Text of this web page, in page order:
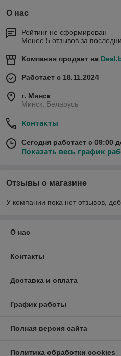
О нас
Рейтинг не сформирован
Менее 5 отзывов за
Компания продает на
Работает с 18.11.2024
г. Минск
Минск, Беларусь
Контакты
Сегодня работает с 09:00
Показать весь график
Отзывы о магазине
У компании пока нет отзывов,
О нас
Контакты
Доставка и оплата
График работы
Полная версия сайта
Политика обработки cookies